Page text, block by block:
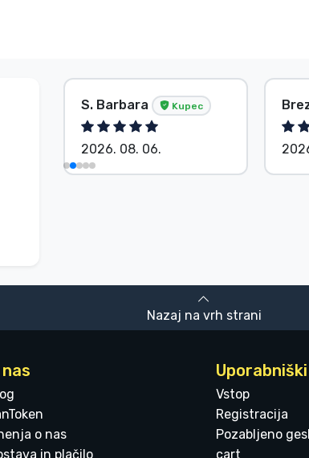
S. Barbara Kupec
2026. 08. 06.
Nazaj na vrh strani
nas
o nas
in plačilo
Vstop
Registracija
Pozabljeno
cart